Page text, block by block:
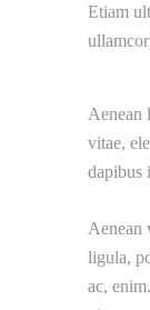
Etiam
Aenean
vitae,
dapibus
Aenean
ligula,
ac,